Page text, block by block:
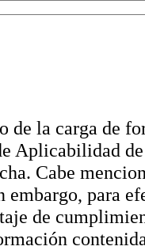
la carga de
Aplicabilidad
Cabe
para
de